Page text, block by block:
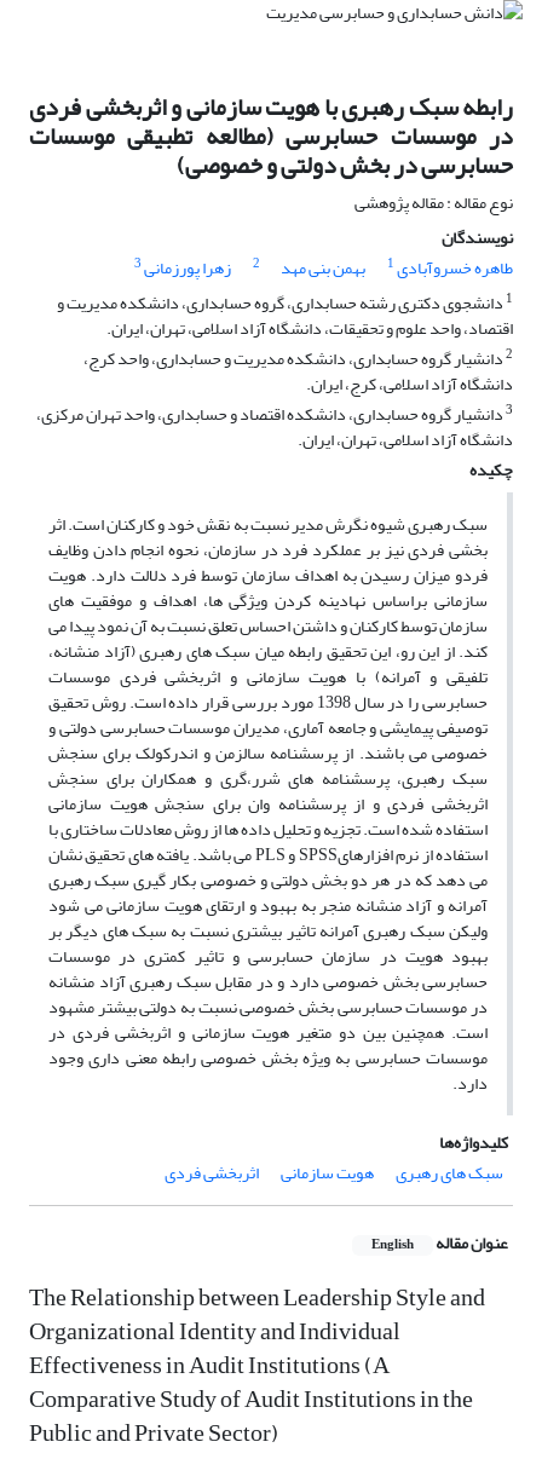
رابطه سبک رهبری با هویت سازمانی و اثربخشی فردی
در موسسات حسابرسی (مطالعه تطبیقی موسسات
حسابرسی در بخش دولتی و خصوصی)
نوع مقاله : مقاله پژوهشی
نویسندگان
طاهره خسروآبادی1 بهمن بنی مهد 2 زهرا پورزمانی3
1 دانشجوی دکتری رشته حسابداری، گروه حسابداری، دانشکده مدیریت و
اقتصاد، واحد علوم و تحقیقات، دانشگاه آزاد اسلامی، تهران، ایران.
2دانشیار گروه حسابداری، دانشکده مدیریت و حسابداری، واحد کرج،
دانشگاه آزاد اسلامی، کرج، ایران.
3دانشیار گروه حسابداری، دانشکده اقتصاد و حسابداری، واحد تهران مرکزی،
دانشگاه آزاد اسلامی، تهران، ایران.
چکیده
سبک رهبری شیوه نگرش مدیر نسبت به نقش خود و کارکنان است. اثر
بخشی فردی نیز بر عملکرد فرد در سازمان، نحوه انجام دادن وظایف
فردو میزان رسیدن به اهداف سازمان توسط فرد دلالت دارد. هویت
سازمانی براساس نهادینه کردن ویژگی ها، اهداف و موفقیت های
سازمان توسط کارکنان و داشتن احساس تعلق نسبت به آن نمود پیدا می
کند. از این رو، این تحقیق رابطه میان سبک های رهبری (آزاد منشانه،
تلفیقی و آمرانه) با هویت سازمانی و اثربخشی فردی موسسات
حسابرسی را در سال 1398 مورد بررسی قرار داده است. روش تحقیق
توصیفی پیمایشی و جامعه آماری، مدیران موسسات حسابرسی دولتی و
خصوصی می باشند. از پرسشنامه سالزمن و اندرکولک برای سنجش
سبک رهبری، پرسشنامه های شرر،گری و همکاران برای سنجش
اثربخشی فردی و از پرسشنامه وان برای سنجش هویت سازمانی
استفاده شده است. تجزیه و تحلیل داده ها از روش معادلات ساختاری با
استفاده از نرم افزارهایSPSS و PLS می باشد. یافته های تحقیق نشان
می دهد که در هر دو بخش دولتی و خصوصی بکار گیری سبک رهبری
آمرانه و آزاد منشانه منجر به بهبود و ارتقای هویت سازمانی می شود
ولیکن سبک رهبری آمرانه تاثیر بیشتری نسبت به سبک های دیگر بر
بهبود هویت در سازمان حسابرسی و تاثیر کمتری در موسسات
حسابرسی بخش خصوصی دارد و در مقابل سبک رهبری آزاد منشانه
در موسسات حسابرسی بخش خصوصی نسبت به دولتی بیشتر مشهود
است. همچنین بین دو متغیر هویت سازمانی و اثربخشی فردی در
موسسات حسابرسی به ویژه بخش خصوصی رابطه معنی داری وجود
دارد.
کلیدواژه‌ها
سبک های رهبری
هویت سازمانی اثربخشی فردی
عنوان مقاله English
The Relationship between Leadership Style and
Organizational Identity and Individual
Effectiveness in Audit Institutions (A
Comparative Study of Audit Institutions in the
Public and Private Sector)